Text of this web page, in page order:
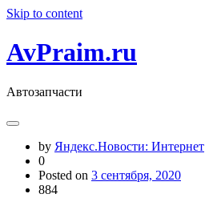
Skip to content
AvPraim.ru
Автозапчасти
by Яндекс.Новости: Интернет
0
Posted on 3 сентября, 2020
884